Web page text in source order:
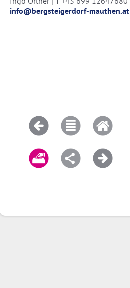
info@bergsteigerdorf-mauthen.at